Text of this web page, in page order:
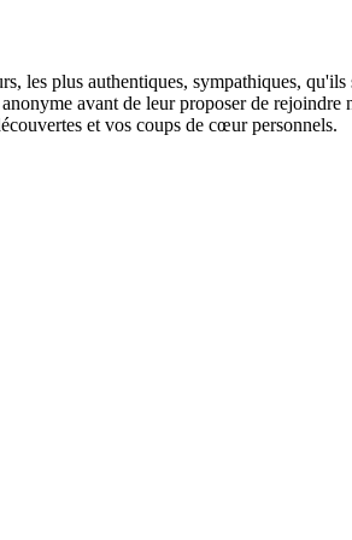
les plus authentiques, sympathiques,
avant de leur proposer de
et vos coups de cœur personnels.